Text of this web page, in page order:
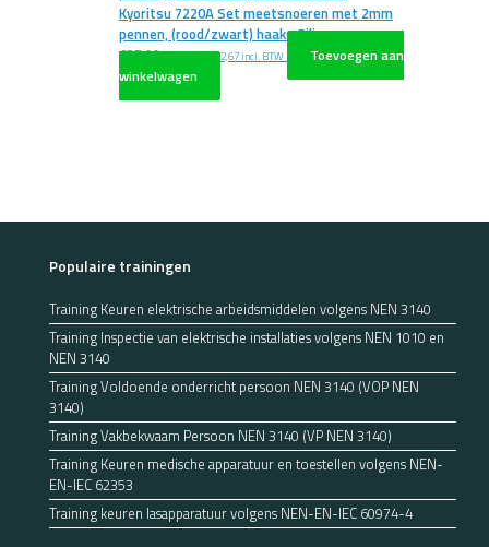
Kyoritsu 7220A Set meetsnoeren met 2mm
pennen, (rood/zwart) haaks Siliconen
€27,00 excl. BTW€32,67 incl. BTW
Toevoegen aan
winkelwagen
Populaire trainingen
Training Keuren elektrische arbeidsmiddelen volgens NEN 3140
Training Inspectie van elektrische installaties volgens NEN 1010 en
NEN 3140
Training Voldoende onderricht persoon NEN 3140 (VOP NEN
3140)
Training Vakbekwaam Persoon NEN 3140 (VP NEN 3140)
Training Keuren medische apparatuur en toestellen volgens NEN-
EN-IEC 62353
Training keuren lasapparatuur volgens NEN-EN-IEC 60974-4